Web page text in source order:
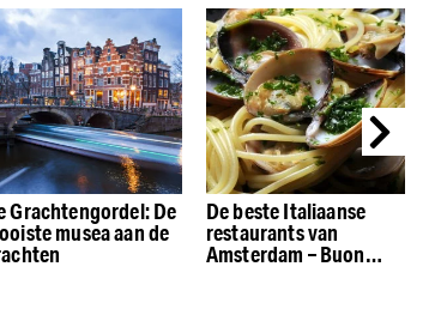
Grachtengordel: De
musea aan de
De beste Italiaanse
restaurants van
Amsterdam – Buon